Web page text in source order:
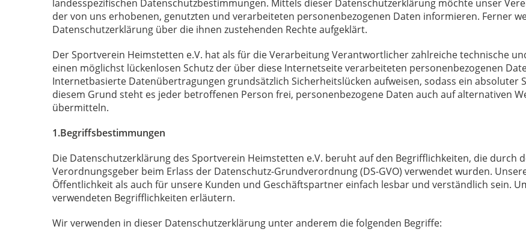
landesspezifischen Datenschutzbestimmungen. Mittels dieser Datenschutzerklärung möchte unser
der von uns erhobenen, genutzten und verarbeiteten personenbezogenen Daten informieren. Ferner
Datenschutzerklärung über die ihnen zustehenden Rechte aufgeklärt.
Der Sportverein Heimstetten e.V. hat als für die Verarbeitung Verantwortlicher zahlreiche technische
einen möglichst lückenlosen Schutz der über diese Internetseite verarbeiteten personenbezogenen
Internetbasierte Datenübertragungen grundsätzlich Sicherheitslücken aufweisen, sodass ein absoluter
diesem Grund steht es jeder betroffenen Person frei, personenbezogene Daten auch auf alternativen
übermitteln.
1.Begriffsbestimmungen
Die Datenschutzerklärung des Sportverein Heimstetten e.V. beruht auf den Begrifflichkeiten, die durch
Verordnungsgeber beim Erlass der Datenschutz-Grundverordnung (DS-GVO) verwendet wurden.
Öffentlichkeit als auch für unsere Kunden und Geschäftspartner einfach lesbar und verständlich sein.
verwendeten Begrifflichkeiten erläutern.
Wir verwenden in dieser Datenschutzerklärung unter anderem die folgenden Begriffe: